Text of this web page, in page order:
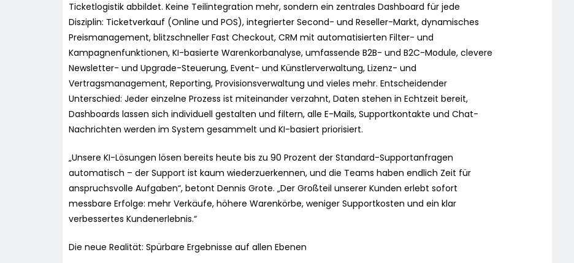
Ticketlogistik abbildet. Keine Teilintegration mehr, sondern ein zentrales Dashboard für jede
Disziplin: Ticketverkauf (Online und POS), integrierter Second- und Reseller-Markt, dynamisches
Preismanagement, blitzschneller Fast Checkout, CRM mit automatisierten Filter- und
Kampagnenfunktionen, KI-basierte Warenkorbanalyse, umfassende B2B- und B2C-Module, clevere
Newsletter- und Upgrade-Steuerung, Event- und Künstlerverwaltung, Lizenz- und
Vertragsmanagement, Reporting, Provisionsverwaltung und vieles mehr. Entscheidender
Unterschied: Jeder einzelne Prozess ist miteinander verzahnt, Daten stehen in Echtzeit bereit,
Dashboards lassen sich individuell gestalten und filtern, alle E-Mails, Supportkontakte und Chat-
Nachrichten werden im System gesammelt und KI-basiert priorisiert.
„Unsere KI-Lösungen lösen bereits heute bis zu 90 Prozent der Standard-Supportanfragen
automatisch – der Support ist kaum wiederzuerkennen, und die Teams haben endlich Zeit für
anspruchsvolle Aufgaben“, betont Dennis Grote. „Der Großteil unserer Kunden erlebt sofort
messbare Erfolge: mehr Verkäufe, höhere Warenkörbe, weniger Supportkosten und ein klar
verbessertes Kundenerlebnis.“
Die neue Realität: Spürbare Ergebnisse auf allen Ebenen